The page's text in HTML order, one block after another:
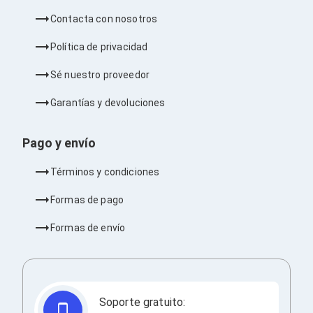
Reproductores MP3 / MP4
Soportes
Proyección
Accesorios Proyectores
Presentadores
Maletines para Proyectores
Pizarrones Interactivos
TV y Pantallas
Soportes para Pantallas
Reproductores para Transmisión Multimedia
Pantallas Comerciales
Pantallas Interactivas
Contacta con nosotros
Política de privacidad
Sé nuestro proveedor
Garantías y devoluciones
Pago y envío
Términos y condiciones
Formas de pago
Formas de envío
Soporte gratuito: